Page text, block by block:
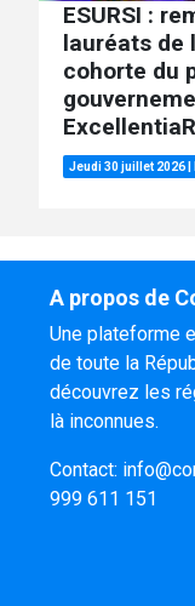
ESURSI :
lauréats de
cohorte du
Jeudi 30 juillet 2026
A propos de
Une plateforme
de toute la
découvrez les
là inconnues.
Contact:
999 611 151